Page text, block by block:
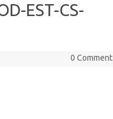
EST-CS-
0 Comment